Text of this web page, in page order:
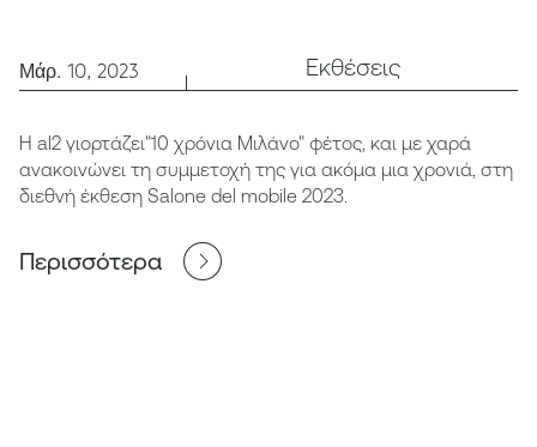
Μάρ. 10, 2023 Εκθέσεις
H al2 γιορτάζει"10 χρόνια Μιλάνο" φέτος, και με χαρά
ανακοινώνει τη συμμετοχή της για ακόμα μια χρονιά, στη
διεθνή έκθεση Salone del mobile 2023.
Περισσότερα